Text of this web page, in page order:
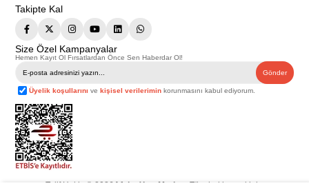
Takipte Kal
Size Özel Kampanyalar
Hemen Kayıt Ol Fırsatlardan Önce Sen Haberdar Ol!
Gönder
Üyelik koşullarını vekişisel verilerimin korunmasını kabul ediyorum.
Telif Hakkı © 2026 Afeks Yapı Market
. Tüm hakları saklıdır.